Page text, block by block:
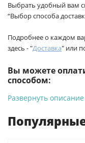
Выбрать удобный вам
“Выбор способа
Подробнее о каждом
здесь - "Доставка" или
Вы можете
способом:
-Банковской картой
Развернуть описание